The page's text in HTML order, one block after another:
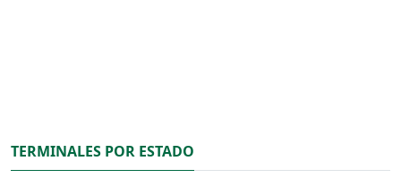
TERMINALES POR ESTADO